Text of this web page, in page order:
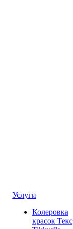
Услуги
Колеровка
красок